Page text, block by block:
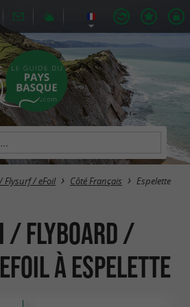
Flysurf / eFoil Côté Français Espelette
/ Flyboard /
à Espelette